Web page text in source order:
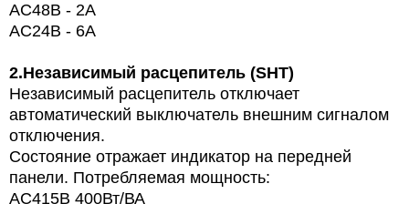
AC48В - 2A
AC24В - 6A
2.Независимый расцепитель (SHT)
Независимый расцепитель отключает
автоматический выключатель внешним сигналом
отключения.
Состояние отражает индикатор на передней
панели. Потребляемая мощность:
AC415В 400Вт/ВА